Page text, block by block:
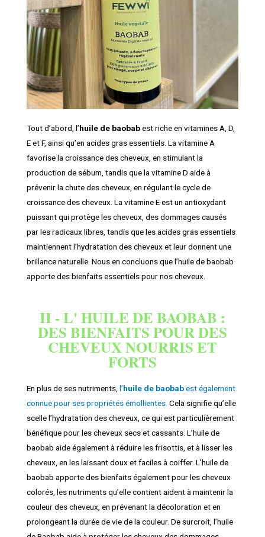
Tout d’abord, l’huile de baobabest riche en vitamines A, D,
E et F, ainsi qu’en acides gras essentiels. La vitamine A
favorise la croissance des cheveux, en stimulant la
production de sébum, tandis que la vitamine D aide à
prévenir la chute des cheveux, en régulant le cycle de
croissance des cheveux. La vitamine E est un antioxydant
puissant qui protège les cheveux, des dommages causés
par les radicaux libres, tandis que les acides gras essentiels
maintiennent l’hydratation des cheveux et leur donnent une
brillance naturelle. Nous en concluons que l’huile de baobab
apporte des bienfaits essentiels pour nos cheveux.
II - L' HUILE DE BAOBAB :
DES BIENFAITS POUR DES
CHEVEUX NOURRIS ET
FORTS
En plus de ses nutriments, l’huile de baobabest également
connue pour ses propriétés émollientes. Cela signifie qu’elle
scelle l’hydratation des cheveux, ce qui est particulièrement
bénéfique pour les cheveux secs et cassants. L’huile de
baobab aide également à réduire les frisottis, et à lisser les
cheveux, en les laissant doux et faciles à coiffer. L’huile de
baobab apporte des bienfaits également pour les cheveux
colorés, les nutriments qu’elle contient aident à maintenir la
couleur des cheveux, en prévenant la décoloration et en
prolongeant la durée de vie de la couleur. De surcroit, l’huile